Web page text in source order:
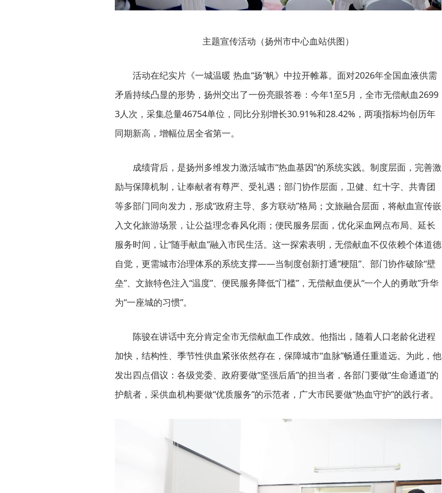
主题宣传活动（扬州市中心血站供图）
活动在纪实片《一城温暖 热血“扬”帆》中拉开帷幕。面对2026年全国血液供需
矛盾持续凸显的形势，扬州交出了一份亮眼答卷：今年1至5月，全市无偿献血2699
3人次，采集总量46754单位，同比分别增长30.91%和28.42%，两项指标均创历年
同期新高，增幅位居全省第一。
成绩背后，是扬州多维发力激活城市“热血基因”的系统实践。制度层面，完善激
励与保障机制，让奉献者有尊严、受礼遇；部门协作层面，卫健、红十字、共青团
等多部门同向发力，形成“政府主导、多方联动”格局；文旅融合层面，将献血宣传嵌
入文化旅游场景，让公益理念春风化雨；便民服务层面，优化采血网点布局、延长
服务时间，让“随手献血”融入市民生活。这一探索表明，无偿献血不仅依赖个体道德
自觉，更需城市治理体系的系统支撑——当制度创新打通“梗阻”、部门协作破除“壁
垒”、文旅特色注入“温度”、便民服务降低“门槛”，无偿献血便从“一个人的勇敢”升华
为“一座城的习惯”。
陈骏在讲话中充分肯定全市无偿献血工作成效。他指出，随着人口老龄化进程
加快，结构性、季节性供血紧张依然存在，保障城市“血脉”畅通任重道远。为此，他
发出四点倡议：各级党委、政府要做“坚强后盾”的担当者，各部门要做“生命通道”的
护航者，采供血机构要做“优质服务”的示范者，广大市民要做“热血守护”的践行者。